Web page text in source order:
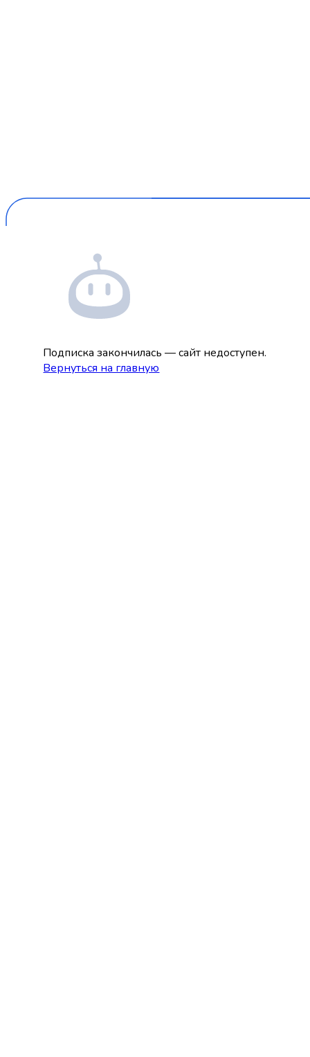
Подписка закончилась — сайт недоступен.
Вернуться на главную